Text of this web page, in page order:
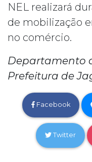
NEL realizará
de mobilização
no comércio.
Departamento
Prefeitura de
Facebook
Twitter